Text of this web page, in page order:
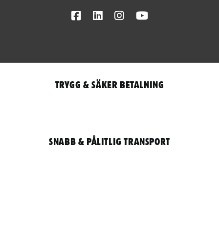
FacebookLinkedInInstagram
Trygg & säker betalning
Snabb & pålitlig transport